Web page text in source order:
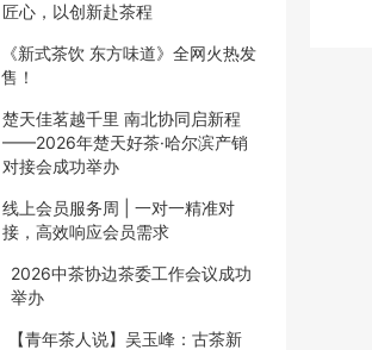
匠心，以创新赴茶程
《新式茶饮 东方味道》全网火热发
售！
楚天佳茗越千里 南北协同启新程
——2026年楚天好茶·哈尔滨产销
对接会成功举办
线上会员服务周 | 一对一精准对
接，高效响应会员需求
2026中茶协边茶委工作会议成功
举办
【青年茶人说】吴玉峰：古茶新